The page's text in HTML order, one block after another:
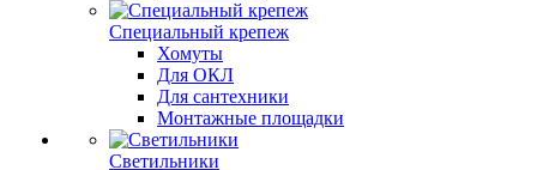
Специальный крепеж
Хомуты
Для ОКЛ
Для сантехники
Монтажные площадки
Светильники